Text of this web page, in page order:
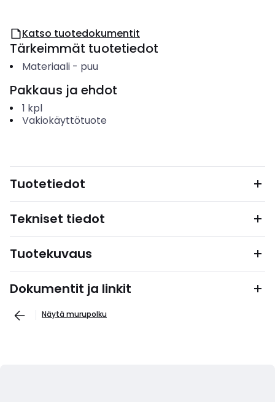
Katso tuotedokumentit
Tärkeimmät tuotetiedot
Materiaali- puu
Pakkaus ja ehdot
1 kpl
Vakiokäyttötuote
Tuotetiedot
Tekniset tiedot
Tuotekuvaus
Dokumentit ja linkit
Näytä murupolku